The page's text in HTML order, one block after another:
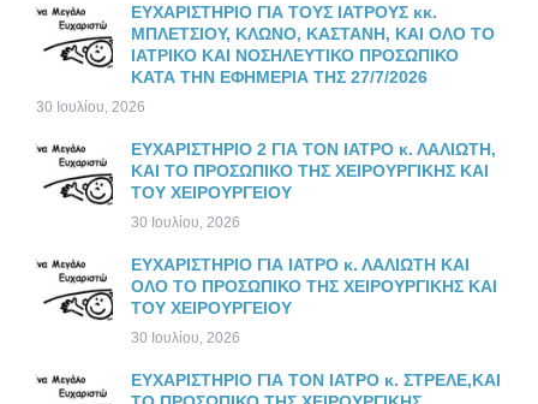
ΕΥΧΑΡΙΣΤΗΡΙΟ ΓΙΑ ΤΟΥΣ ΙΑΤΡΟΥΣ κκ.
ΜΠΛΕΤΣΙΟΥ, ΚΛΩΝΟ, ΚΑΣΤΑΝΗ, ΚΑΙ ΟΛΟ ΤΟ
ΙΑΤΡΙΚΟ ΚΑΙ ΝΟΣΗΛΕΥΤΙΚΟ ΠΡΟΣΩΠΙΚΟ
ΚΑΤΑ ΤΗΝ ΕΦΗΜΕΡΙΑ ΤΗΣ 27/7/2026
30 Ιουλίου, 2026
ΕΥΧΑΡΙΣΤΗΡΙΟ 2 ΓΙΑ ΤΟΝ ΙΑΤΡΟ κ. ΛΑΛΙΩΤΗ,
ΚΑΙ ΤΟ ΠΡΟΣΩΠΙΚΟ ΤΗΣ ΧΕΙΡΟΥΡΓΙΚΗΣ ΚΑΙ
ΤΟΥ ΧΕΙΡΟΥΡΓΕΙΟΥ
30 Ιουλίου, 2026
ΕΥΧΑΡΙΣΤΗΡΙΟ ΓΙΑ ΙΑΤΡΟ κ. ΛΑΛΙΩΤΗ ΚΑΙ
ΟΛΟ ΤΟ ΠΡΟΣΩΠΙΚΟ ΤΗΣ ΧΕΙΡΟΥΡΓΙΚΗΣ ΚΑΙ
ΤΟΥ ΧΕΙΡΟΥΡΓΕΙΟΥ
30 Ιουλίου, 2026
ΕΥΧΑΡΙΣΤΗΡΙΟ ΓΙΑ ΤΟΝ ΙΑΤΡΟ κ. ΣΤΡΕΛΕ,ΚΑΙ